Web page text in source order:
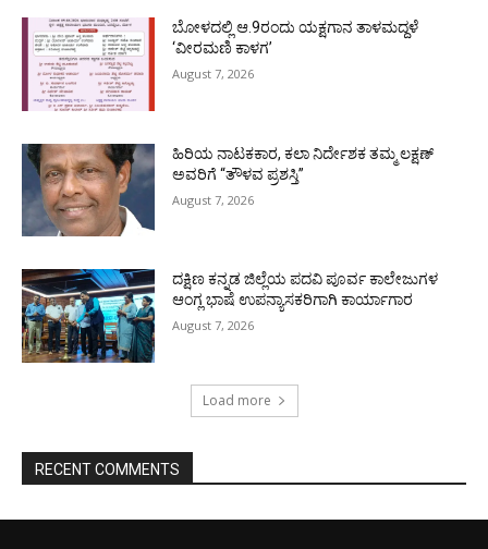
ಬೋಳದಲ್ಲಿ ಆ.9ರಂದು ಯಕ್ಷಗಾನ ತಾಳಮದ್ದಳೆ
‘ವೀರಮಣಿ ಕಾಳಗ’
August 7, 2026
ಹಿರಿಯ ನಾಟಕಕಾರ, ಕಲಾ ನಿರ್ದೇಶಕ ತಮ್ಮ ಲಕ್ಷಣ್
ಅವರಿಗೆ “ತೌಳವ ಪ್ರಶಸ್ತಿ”
August 7, 2026
ದಕ್ಷಿಣ ಕನ್ನಡ ಜಿಲ್ಲೆಯ ಪದವಿ ಪೂರ್ವ ಕಾಲೇಜುಗಳ
ಆಂಗ್ಲ ಭಾಷೆ ಉಪನ್ಯಾಸಕರಿಗಾಗಿ ಕಾರ್ಯಾಗಾರ
August 7, 2026
Load more
RECENT COMMENTS